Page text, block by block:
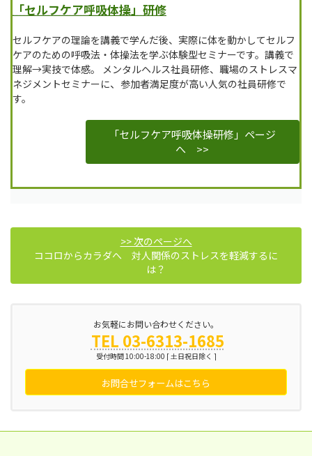
「セルフケア呼吸体操」研修
セルフケアの理論を講義で学んだ後、実際に体を動かしてセルフ
ケアのための呼吸法・体操法を学ぶ体験型セミナーです。講義で
理解→実技で体感。 メンタルヘルス社員研修、職場のストレスマ
ネジメントセミナーに、 参加者満足度が高い人気の社員研修で
す。
「セルフケア呼吸体操研修」ページ
へ >>
>> 次のページへ
ココロからカラダへ 対人関係のストレスを軽減するに
は？
お気軽にお問い合わせください。
TEL 03-6313-1685
受付時間 10:00-18:00 [ 土日祝日除く ]
お問合せフォームはこちら